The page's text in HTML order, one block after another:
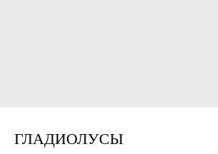
ГЛАДИОЛУСЫ